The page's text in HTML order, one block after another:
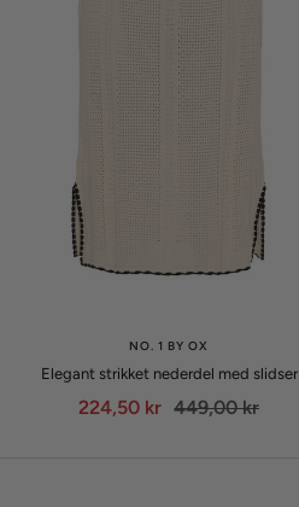
NO. 1 BY OX
Elegant strikket nederdel med slidser
Udsalgspris
224,50 kr Normalpris
449,00 kr